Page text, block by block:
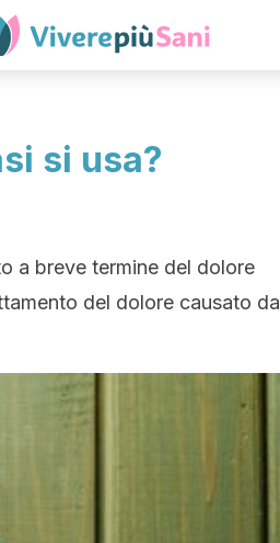
si usa?
a breve termine del dolore
del dolore causato da